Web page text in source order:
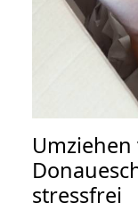
Umziehen
stressfrei